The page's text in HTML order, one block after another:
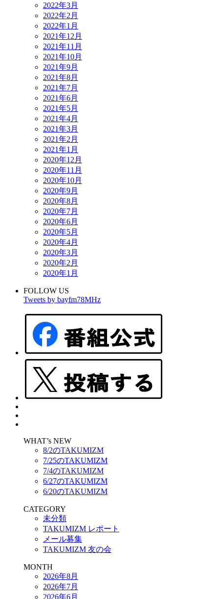
2022年3月
2022年2月
2022年1月
2021年12月
2021年11月
2021年10月
2021年9月
2021年8月
2021年7月
2021年6月
2021年5月
2021年4月
2021年3月
2021年2月
2021年1月
2020年12月
2020年11月
2020年10月
2020年9月
2020年8月
2020年7月
2020年6月
2020年5月
2020年4月
2020年3月
2020年2月
2020年1月
FOLLOW US
Tweets by bayfm78MHz
WHAT’s NEW
8/2のTAKUMIZM
7/25のTAKUMIZM
7/4のTAKUMIZM
6/27のTAKUMIZM
6/20のTAKUMIZM
CATEGORY
未分類
TAKUMIZM レポート
メール募集
TAKUMIZM 友の会
MONTH
2026年8月
2026年7月
2026年6月